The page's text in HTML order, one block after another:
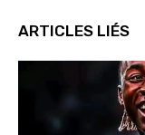
ARTICLES LIÉS